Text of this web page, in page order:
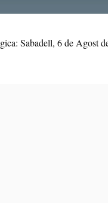
Sabadell, 6 de Agost